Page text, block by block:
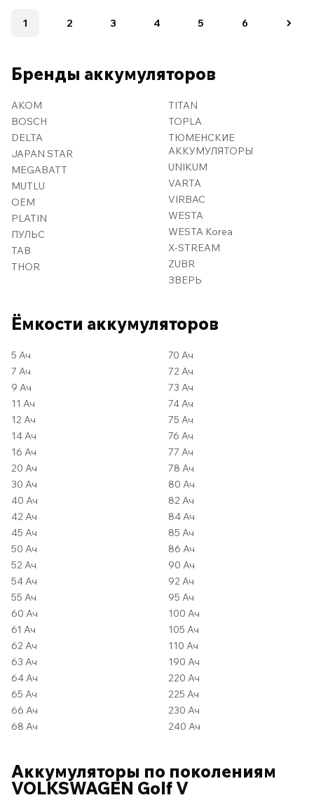
1 2 3 4 5 6
Бренды аккумуляторов
AKOM
BOSCH
DELTA
JAPAN STAR
MEGABATT
MUTLU
OEM
PLATIN
ПУЛЬС
TAB
THOR
TITAN
TOPLA
ТЮМЕНСКИЕ
АККУМУЛЯТОРЫ
UNIKUM
VARTA
VIRBAC
WESTA
WESTA Korea
X-STREAM
ZUBR
ЗВЕРЬ
Ёмкости аккумуляторов
5 Ач
7 Ач
9 Ач
11 Ач
12 Ач
14 Ач
16 Ач
20 Ач
30 Ач
40 Ач
42 Ач
45 Ач
50 Ач
52 Ач
54 Ач
55 Ач
60 Ач
61 Ач
62 Ач
63 Ач
64 Ач
65 Ач
66 Ач
68 Ач
70 Ач
72 Ач
73 Ач
74 Ач
75 Ач
76 Ач
77 Ач
78 Ач
80 Ач
82 Ач
84 Ач
85 Ач
86 Ач
90 Ач
92 Ач
95 Ач
100 Ач
105 Ач
110 Ач
190 Ач
220 Ач
225 Ач
230 Ач
240 Ач
Аккумуляторы по поколениям
VOLKSWAGEN Golf V